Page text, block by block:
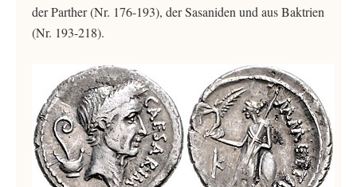
der Parther (Nr. 176-193), der Sasaniden und aus Baktrien
(Nr. 193-218).